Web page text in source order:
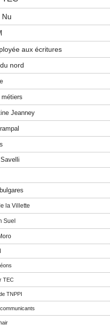
Nu
aux écritures
nord
Jeanney
la Villette
Suel
TEC
TNPPI